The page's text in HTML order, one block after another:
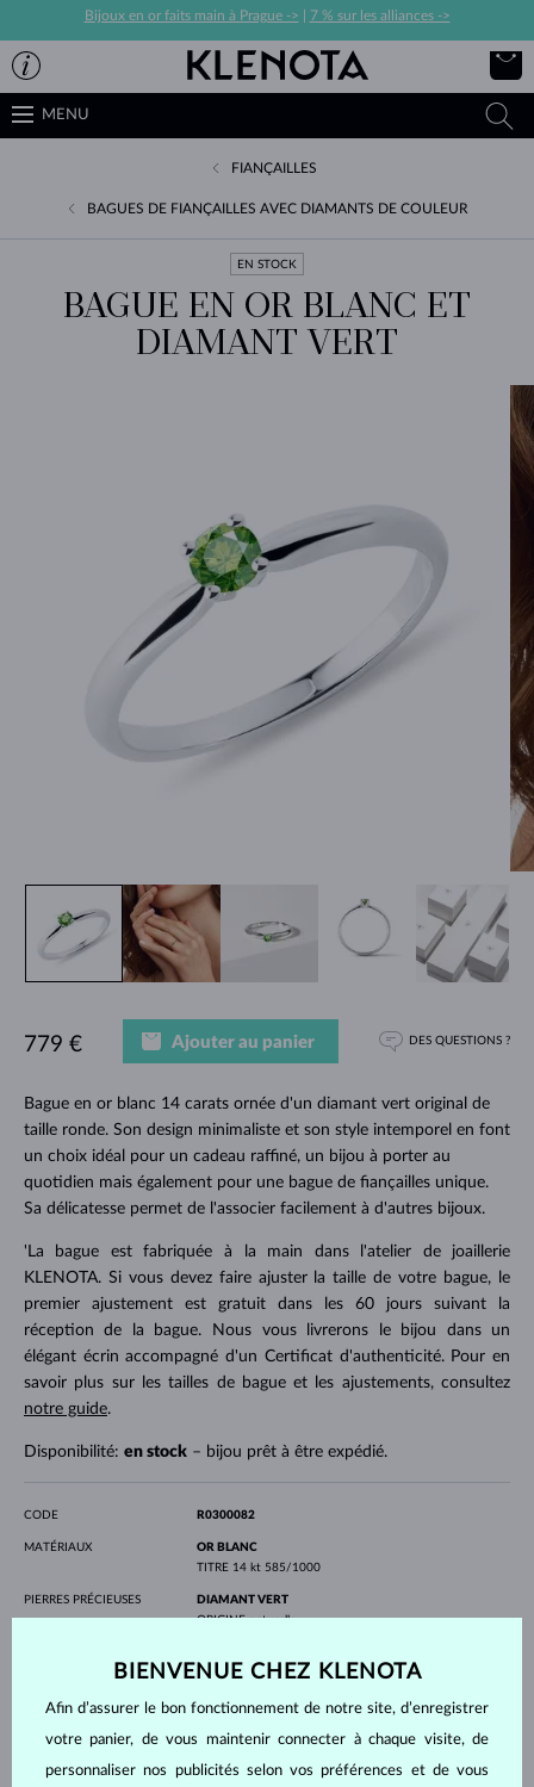
Bijoux en or faits main à Prague -> 7 % sur les alliances ->
MENU
FIANÇAILLES
BAGUES DE FIANÇAILLES AVEC DIAMANTS DE COULEUR
EN STOCK
BAGUE EN OR BLANC ET
DIAMANT VERT
Bague en or blanc 14 carats ornée d'un diamant vert original de
taille ronde. Son design minimaliste et son style intemporel en font
un choix idéal pour un cadeau raffiné, un bijou à porter au
quotidien mais également pour une bague de fiançailles unique.
Sa délicatesse permet de l'associer facilement à d'autres bijoux.
'La bague est fabriquée à la main dans l'atelier de joaillerie
KLENOTA. Si vous devez faire ajuster la taille de votre bague, le
premier ajustement est gratuit dans les 60 jours suivant la
réception de la bague. Nous vous livrerons le bijou dans un
élégant écrin accompagné d'un Certificat d'authenticité. Pour en
savoir plus sur les tailles de bague et les ajustements, consultez
notre guide.
Disponibilité: en stock– bijou prêt à être expédié.
779 € Ajouter au panier DES QUESTIONS ?
CODE R0300082
MATÉRIAUX
OR BLANC
TITRE 14 kt 585/1000
PIERRES PRÉCIEUSES
DIAMANT VERT
ORIGINEnaturelle
PURETÉ
AJUSTEMENT Réglage de la couleur
DIAMÈTRE
3.0 mm
BIENVENUE CHEZ KLENOTA
Afin d’assurer le bon fonctionnement de notre site, d’enregistrer
votre panier, de vous maintenir connecter à chaque visite, de
personnaliser nos publicités selon vos préférences et de vous